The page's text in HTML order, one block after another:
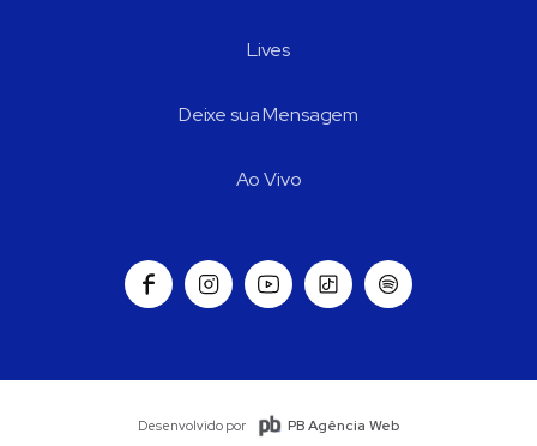
Lives
Deixe sua Mensagem
Ao Vivo
Desenvolvido por PB Agência Web